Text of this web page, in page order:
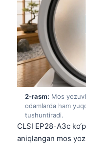
2-rasm: Mos
odamlarda ham
tushuntiradi.
CLSI EP28-A3c
aniqlangan mos